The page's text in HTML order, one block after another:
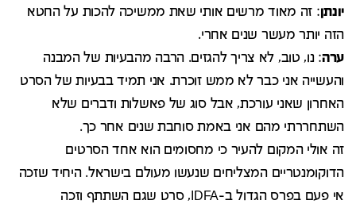
יונתן: זה מאוד מרשים אותי שאת ממשיכה להכות על החטא
הזה יותר מעשר שנים אחרי.
ערה: נו, טוב, לא צריך להגזים. הרבה מהבעיות של המבנה
והעשייה אני כבר לא ממש זוכרת. אני תמיד בבעיות של הסרט
האחרון שאני עורכת, אבל סוג של פאשלות ודברים שלא
השתחררתי מהם אני באמת סוחבת שנים אחר כך.
זה אולי המקום להעיר כי מחסומים הוא אחד הסרטים
הדוקומנטריים המצליחים שנעשו מעולם בישראל. היחיד שזכה
אי פעם בפרס הגדול ב-IDFA, סרט שגם השתתף וזכה